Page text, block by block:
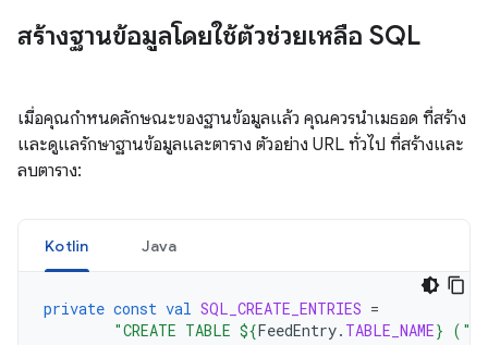
สร้างฐานข้อมูลโดยใช้ตัวช่วยเหลือ SQL
เมื่อคุณกำหนดลักษณะของฐานข้อมูลแล้ว คุณควรนำเมธอด ที่สร้าง
และดูแลรักษาฐานข้อมูลและตาราง ตัวอย่าง URL ทั่วไป ที่สร้างและ
ลบตาราง:
Kotlin Java
private const val SQL_CREATE_ENTRIES =
"CREATE TABLE ${FeedEntry. TABLE_NAME} ("